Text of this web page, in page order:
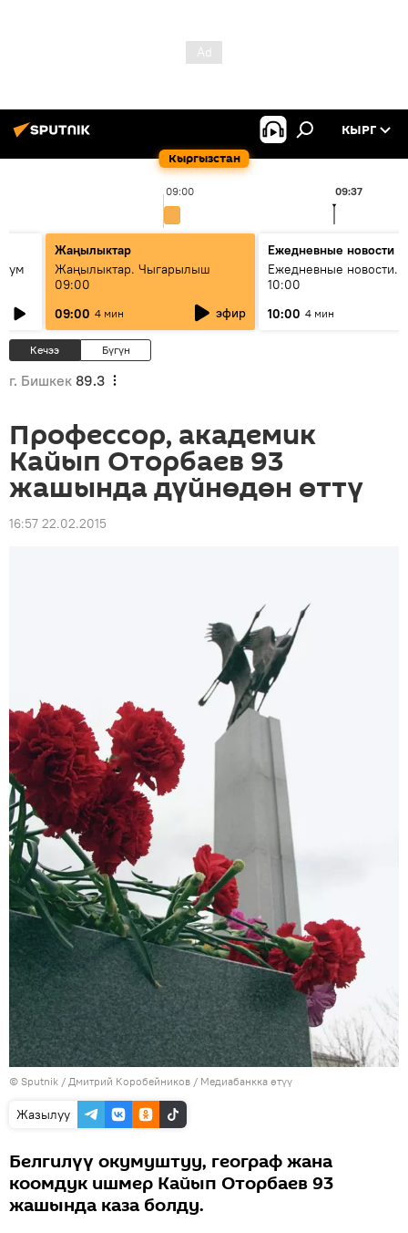
Кыргызстан
КЫРГ
09:00 09:37
Жаңылыктар
Жаңылыктар. Чыгарылыш
09:00
09:00 4 мин эфир
Ежедневные новости
Ежедневные новости.
10:00
10:00 4 мин
Кечээ Бүгүн
г. Бишкек 89.3
Профессор, академик
Кайып Оторбаев 93
жашында дүйнөдөн өттү
16:57 22.02.2015
© Sputnik / Дмитрий Коробейников / Медиабанкка өтүү
Жазылуу
Белгилүү окумуштуу, географ жана
коомдук ишмер Кайып Оторбаев 93
жашында каза болду.